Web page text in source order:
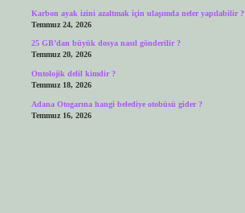
Karbon ayak izini azaltmak için ulaşımda neler yapılabilir ?
Temmuz 24, 2026
25 GB’dan büyük dosya nasıl gönderilir ?
Temmuz 20, 2026
Ontolojik delil kimdir ?
Temmuz 18, 2026
Adana Otogarına hangi belediye otobüsü gider ?
Temmuz 16, 2026